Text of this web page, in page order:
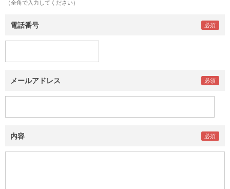
（全角で入力してください）
電話番号
メールアドレス
内容